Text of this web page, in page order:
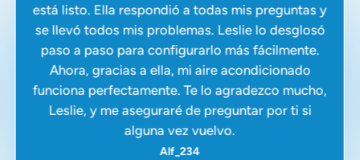
está listo. Ella respondió a todas mis preguntas y
se llevó todos mis problemas. Leslie lo desglosó
paso a paso para configurarlo más fácilmente.
Ahora, gracias a ella, mi aire acondicionado
funciona perfectamente. Te lo agradezco mucho,
Leslie, y me aseguraré de preguntar por ti si
alguna vez vuelvo.
Alf_234